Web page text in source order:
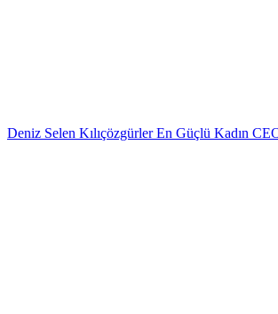
Deniz Selen Kılıçözgürler En Güçlü Kadın